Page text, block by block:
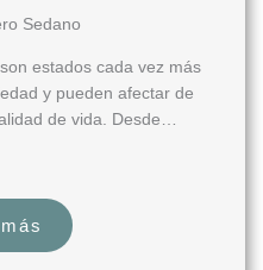
Sedano
estados cada vez más
y pueden afectar de
de vida. Desde…